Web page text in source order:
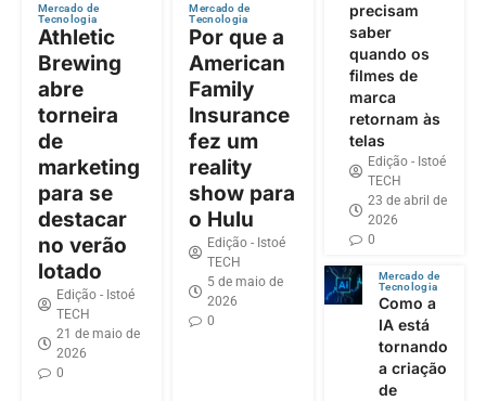
Mercado de
Tecnologia
Athletic
Brewing
abre
torneira
de
marketing
para se
destacar
no verão
lotado
Edição - Istoé
TECH
21 de maio de
2026
0
Mercado de
Tecnologia
Por que a
American
Family
Insurance
fez um
reality
show para
o Hulu
Edição - Istoé
TECH
5 de maio de
2026
0
precisam
saber
quando os
filmes de
marca
retornam às
telas
Edição - Istoé
TECH
23 de abril de
2026
0
Mercado de
Tecnologia
Como a
IA está
tornando
a criação
de